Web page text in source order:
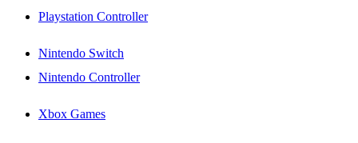
Playstation Controller
Nintendo Switch
Nintendo Controller
Xbox Games